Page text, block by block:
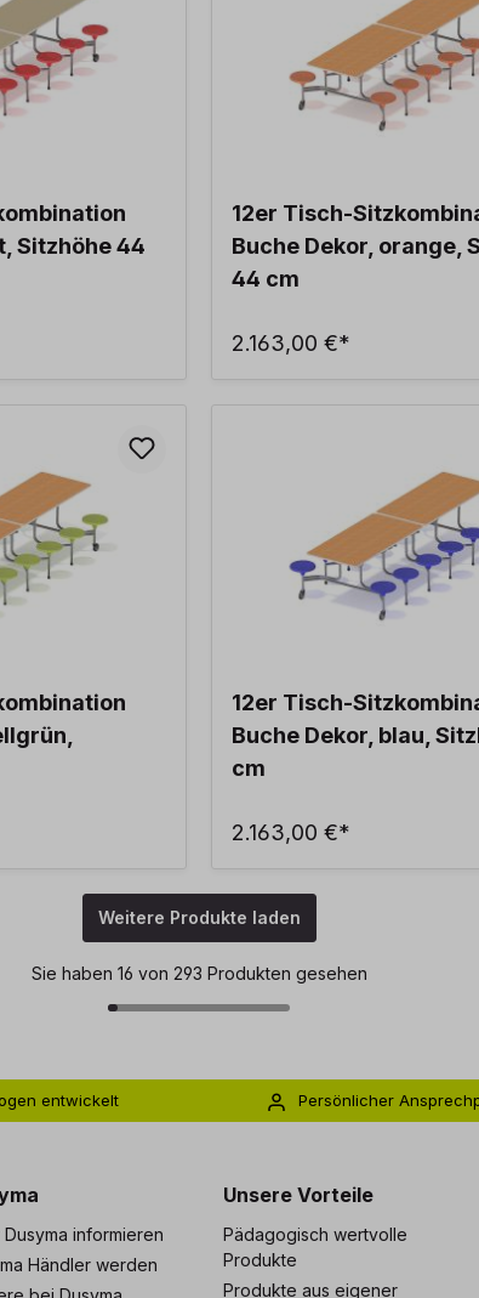
Sitzhöhe 44
12er Tisch-
Buche Dekor, orange,
44 cm
2.163,00 €*
12er Tisch-
Buche Dekor, blau,
cm
2.163,00 €*
Weitere Produkte laden
Sie haben 16 von 293 Produkten gesehen
entwickelt
Persönlicher
informieren
Händler werden
Unsere Vorteile
Pädagogisch wertvolle
Produkte
Produkte aus eigener